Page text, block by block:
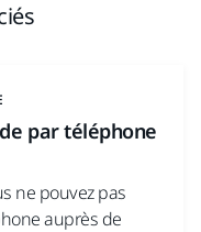
par téléphone
ne pouvez pas
auprès de